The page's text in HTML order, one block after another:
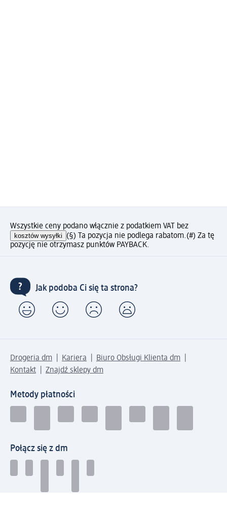
Wszystkie ceny podano włącznie z podatkiem VAT bez
kosztów wysyłki (§) Ta pozycja nie podlega rabatom.(#) Za tę
pozycję nie otrzymasz punktów PAYBACK.
Jak podoba Ci się ta strona?
Drogeria dm Kariera
Biuro Obsługi Klienta dm
Kontakt
Znajdź sklepy dm
Metody płatności
Połącz się z dm